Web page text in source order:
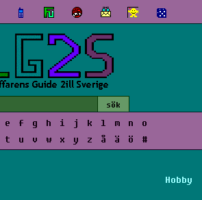
e f g h i j k l m n
o
t u v w x y z å ä ö #
Hobby